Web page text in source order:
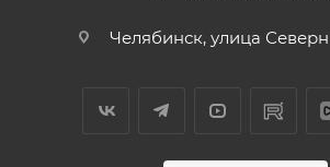
Челябинск, улица